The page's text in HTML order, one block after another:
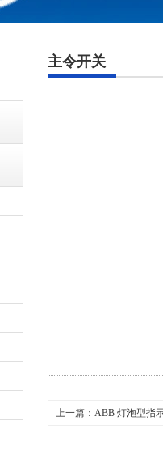
主令开关
上一篇： ABB 灯泡型指